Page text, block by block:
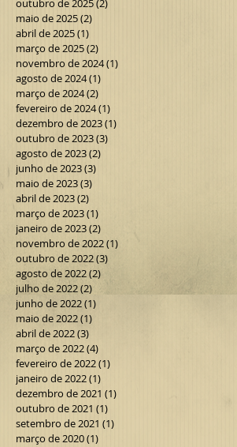
fevereiro de 2026 (1)
dezembro de 2025
outubro de 2025
maio de 2025(2)2 posts
abril de 2025(1)1 post
março de 2025(2)2 posts
novembro de 2024
agosto de 2024(1)1 post
março de 2024(2)2 posts
fevereiro de 2024 (1)
dezembro de 2023
outubro de 2023
agosto de 2023(2)
junho de 2023(3)
maio de 2023(3)3 posts
abril de 2023(2)2 posts
março de 2023(1)1 post
janeiro de 2023(2)2 posts
novembro de 2022
outubro de 2022
(3)3 posts
agosto de 2022 (2)
julho de 2022(2)
junho de 2022(1)
maio de 2022(1)1 post
abril de 2022(3)3 posts
março de 2022 (4)4 posts
fevereiro de 2022 (1)1 post
janeiro de 2022 (1)1 post
dezembro de 2021 (1)
outubro de 2021(1)